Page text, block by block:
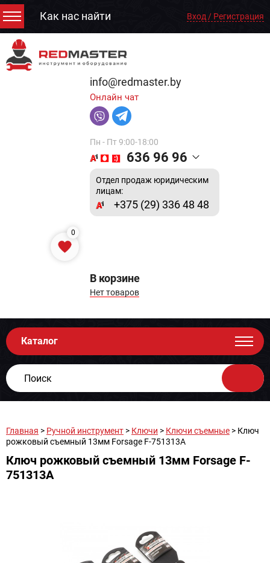
Как нас найти Вход / Регистрация
info@redmaster.by
Онлайн чат
Пн - Пт 9:00-18:00
636 96 96
Отдел продаж юридическим
лицам:
+375 (29) 336 48 48
0
В корзине
Нет товаров
Каталог
Главная > Ручной инструмент > Ключи > Ключи съемные > Ключ
рожковый съемный 13мм Forsage F-751313A
Ключ рожковый съемный 13мм Forsage F-
751313A